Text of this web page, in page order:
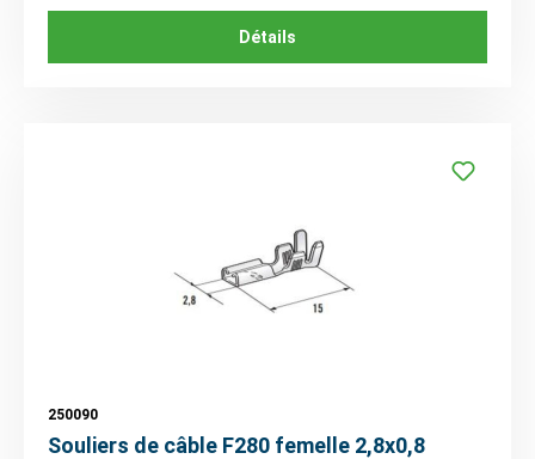
Détails
250090
Souliers de câble F280 femelle 2,8x0,8